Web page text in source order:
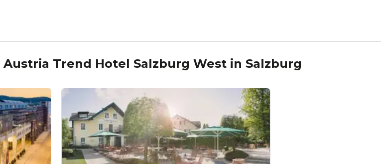
Austria Trend Hotel Salzburg Westin Salzburg